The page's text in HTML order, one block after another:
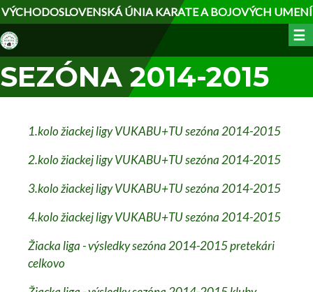
Skočiť
na
hlavný
VÝCHODOSLOVENSKÁ ÚNIA KARATE A BOJOVÝCH UMENÍ
☰
SEZÓNA 2014-2015
1.kolo žiackej ligy VUKABU+TU sezóna 2014-2015
2.kolo žiackej ligy VUKABU+TU sezóna 2014-2015
3.kolo žiackej ligy VUKABU+TU sezóna 2014-2015
4.kolo žiackej ligy VUKABU+TU sezóna 2014-2015
Žiacka liga - výsledky sezóna 2014-2015 pretekári
celkovo